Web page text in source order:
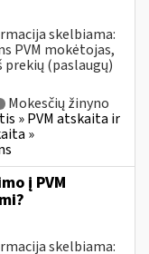
skelbiama:
PVM mokėtojas,
prekių (paslaugų)
Mokesčių žinyno
» PVM atskaita ir
»
į PVM
skelbiama: